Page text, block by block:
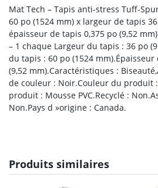
Mat Tech – Tapis anti-stress Tuff-
60 po (1524 mm) x largeur de tapis
épaisseur de tapis 0,375 po (9,52
– 1 chaque Largeur du tapis : 36 po
du tapis : 60 po (1524
(9,52 mm).Caractéristiques :
de couleur : Noir.Couleur du produit
produit : Mousse PVC.Recyclé :
Non.Pays d »origine : Canada.
Produits similaires